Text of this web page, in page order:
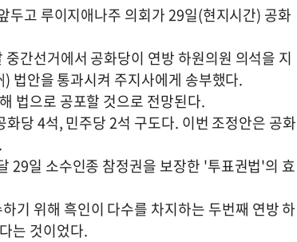
두고 루이지애나주 의회가 29일(현지시간) 공화
간선거에서 공화당이 연방 하원의원 의석을 지
법안을 통과시켜 주지사에게 송부했다.
법으로 공포할 것으로 전망된다.
당 4석, 민주당 2석 구도다. 이번 조정안은 공화
29일 소수인종 참정권을 보장한 '투표권법'의 효
기 위해 흑인이 다수를 차지하는 두번째 연방 하
는 것이었다.